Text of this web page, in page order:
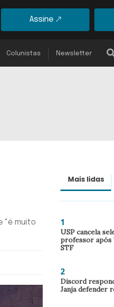
Assine
Colunistas Newsletter
"é muito
Mais lidas
1
USP cancela
professor após
STF
2
Discord
Janja defender